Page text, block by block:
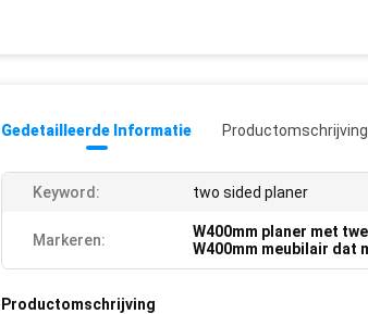
Gedetailleerde Informatie Productomschrijving
Keyword: two sided planer
Markeren: W400mm planer met
W400mm meubilair dat
Productomschrijving